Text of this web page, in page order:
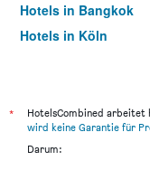
Hotels in Bangkok
Hotels in Köln
*
HotelsCombined arbeitet
wird keine Garantie für
Darum: